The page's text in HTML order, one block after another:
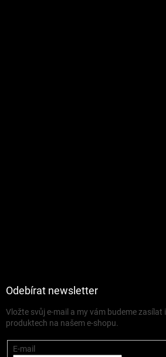
Odebírat newsletter
Vložte svůj e-mail a my vám budeme
produktech na našem e-shopu.
E-mail